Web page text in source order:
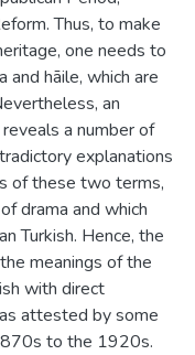
Thus, to make
one needs to
hāile, which are
an
a number of
explanations
of these two terms,
drama and which
Turkish. Hence, the
meanings of the
with direct
attested by some
to the 1920s.